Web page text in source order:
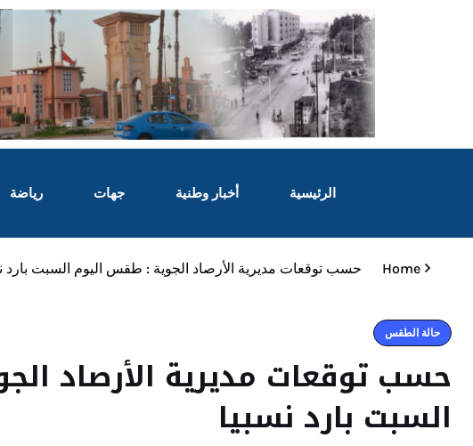
الرئيسية أخبار وطنية جهات رياضة
Home حسب توقعات مديرية الأرصاد الجوية : طقس اليوم السبت بارد
حالة الطقس
حسب توقعات مديرية الأرصاد
السبت بارد نسبيا